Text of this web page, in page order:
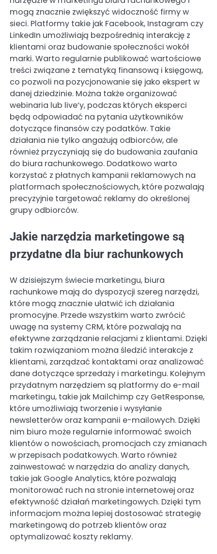
mogą znacznie zwiększyć widoczność firmy w
sieci. Platformy takie jak Facebook, Instagram czy
LinkedIn umożliwiają bezpośrednią interakcję z
klientami oraz budowanie społeczności wokół
marki. Warto regularnie publikować wartościowe
treści związane z tematyką finansową i księgową,
co pozwoli na pozycjonowanie się jako ekspert w
danej dziedzinie. Można także organizować
webinaria lub live’y, podczas których eksperci
będą odpowiadać na pytania użytkowników
dotyczące finansów czy podatków. Takie
działania nie tylko angażują odbiorców, ale
również przyczyniają się do budowania zaufania
do biura rachunkowego. Dodatkowo warto
korzystać z płatnych kampanii reklamowych na
platformach społecznościowych, które pozwalają
precyzyjnie targetować reklamy do określonej
grupy odbiorców.
Jakie narzędzia marketingowe są
przydatne dla biur rachunkowych
W dzisiejszym świecie marketingu, biura
rachunkowe mają do dyspozycji szereg narzędzi,
które mogą znacznie ułatwić ich działania
promocyjne. Przede wszystkim warto zwrócić
uwagę na systemy CRM, które pozwalają na
efektywne zarządzanie relacjami z klientami. Dzięki
takim rozwiązaniom można śledzić interakcje z
klientami, zarządzać kontaktami oraz analizować
dane dotyczące sprzedaży i marketingu. Kolejnym
przydatnym narzędziem są platformy do e-mail
marketingu, takie jak Mailchimp czy GetResponse,
które umożliwiają tworzenie i wysyłanie
newsletterów oraz kampanii e-mailowych. Dzięki
nim biuro może regularnie informować swoich
klientów o nowościach, promocjach czy zmianach
w przepisach podatkowych. Warto również
zainwestować w narzędzia do analizy danych,
takie jak Google Analytics, które pozwalają
monitorować ruch na stronie internetowej oraz
efektywność działań marketingowych. Dzięki tym
informacjom można lepiej dostosować strategię
marketingową do potrzeb klientów oraz
optymalizować koszty reklamy.